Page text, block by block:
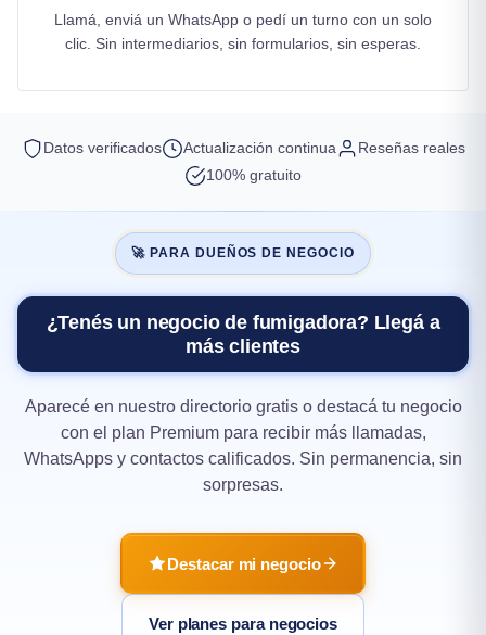
Llamá, enviá un WhatsApp o pedí un turno con un solo
clic. Sin intermediarios, sin formularios, sin esperas.
Datos verificados Actualización continua
Reseñas reales
100% gratuito
🚀 PARA DUEÑOS DE NEGOCIO
¿Tenés un negocio de fumigadora? Llegá a
más clientes
Aparecé en nuestro directorio gratis o destacá tu negocio
con el plan Premium para recibir más llamadas,
WhatsApps y contactos calificados. Sin permanencia, sin
sorpresas.
Destacar mi negocio
Ver planes para negocios